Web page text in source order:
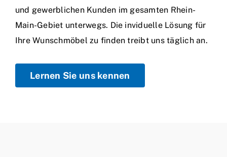
und gewerblichen Kunden im gesamten Rhein-
Main-Gebiet unterwegs. Die inviduelle Lösung für
Ihre Wunschmöbel zu finden treibt uns täglich an.
Lernen Sie uns kennen